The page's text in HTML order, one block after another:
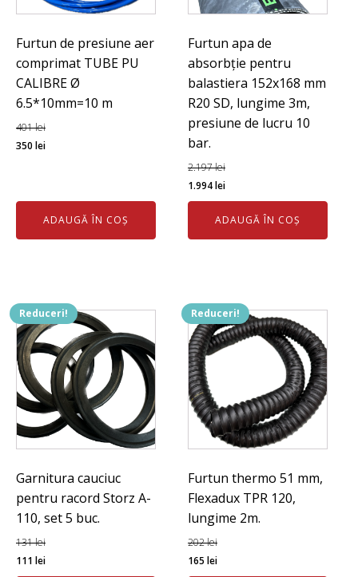
Furtun de presiune aer
comprimat TUBE PU
CALIBRE Ø
6.5*10mm=10 m
401lei
Prețul
fost:
401 lei.
350 leiPrețul
350 lei.
ADAUGĂ ÎN COȘ
Furtun apa de
absorbție pentru
balastiera 152x168 mm
R20 SD, lungime 3m,
presiune de lucru 10
bar.
2.197lei
Prețul
inițial
fost:
1.994leiPrețul
curent
este:
1.994 lei.
ADAUGĂ ÎN COȘ
Reduceri!
Garnitura cauciuc
pentru racord Storz A-
110, set 5 buc.
131lei
Prețul
111 leiPrețul
Reduceri!
Furtun thermo 51 mm,
Flexadux TPR 120,
lungime 2m.
202lei
Prețul
165leiPrețul